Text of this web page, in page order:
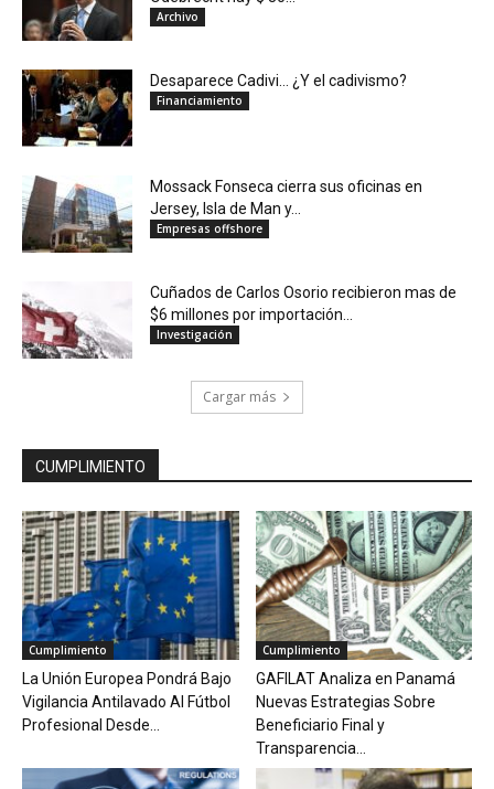
Archivo
Desaparece Cadivi… ¿Y el cadivismo?
Financiamiento
Mossack Fonseca cierra sus oficinas en
Jersey, Isla de Man y...
Empresas offshore
Cuñados de Carlos Osorio recibieron mas de
$6 millones por importación...
Investigación
Cargar más
CUMPLIMIENTO
Cumplimiento
La Unión Europea Pondrá Bajo
Vigilancia Antilavado Al Fútbol
Profesional Desde...
Cumplimiento
GAFILAT Analiza en Panamá
Nuevas Estrategias Sobre
Beneficiario Final y
Transparencia...